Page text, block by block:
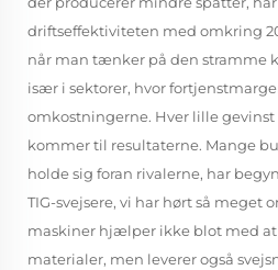
driftseffektiviteten med omkring
når man tænker på den stramme
især i sektorer, hvor
omkostningerne. Hver lille
kommer til resultaterne. Mange
holde sig foran rivalerne, har
TIG-svejsere, vi har hørt så meget
maskiner hjælper ikke blot med at
materialer, men leverer også